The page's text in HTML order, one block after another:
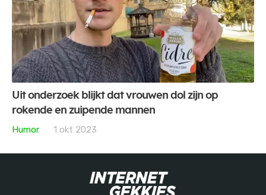
Uit onderzoek blijkt dat vrouwen dol zijn op
rokende en zuipende mannen
Humor
1 okt 2023